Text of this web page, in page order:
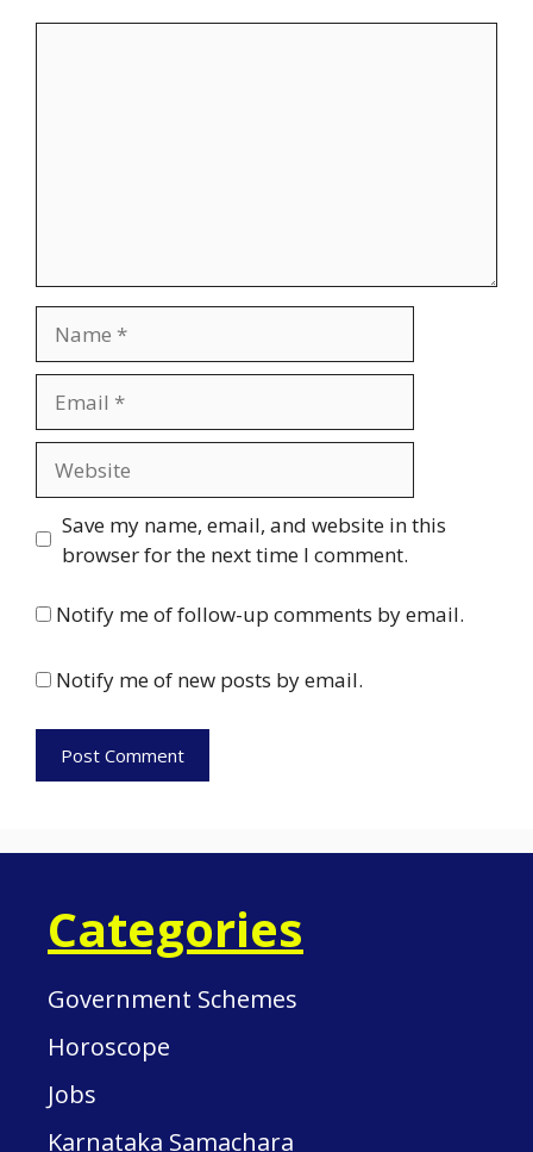
Save my name, email, and website in this
browser for the next time I comment.
Notify me of follow-up comments by email.
Notify me of new posts by email.
Categories
Government Schemes
Horoscope
Jobs
Karnataka Samachara